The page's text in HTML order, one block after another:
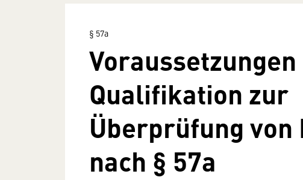
§ 57a
Voraussetzungen
Qualifikation zur
Überprüfung von
nach § 57a